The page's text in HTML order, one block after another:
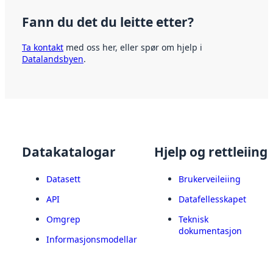
Fann du det du leitte etter?
Ta kontakt med oss her, eller spør om hjelp i
Datalandsbyen.
Datakatalogar
Datasett
API
Omgrep
Informasjonsmodellar
Hjelp og rettleiing
Brukerveileiing
Datafellesskapet
Teknisk
dokumentasjon